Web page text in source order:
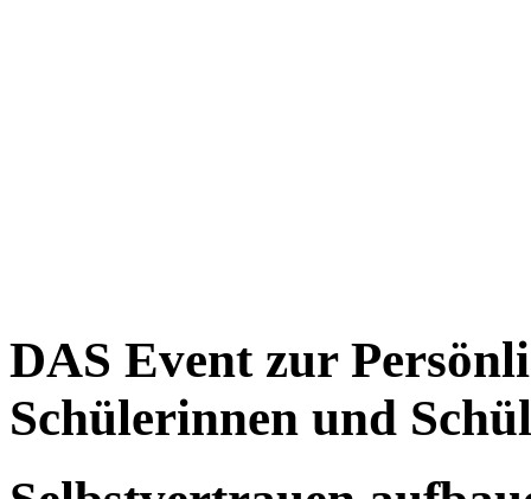
DAS Event zur
Schülerinnen und